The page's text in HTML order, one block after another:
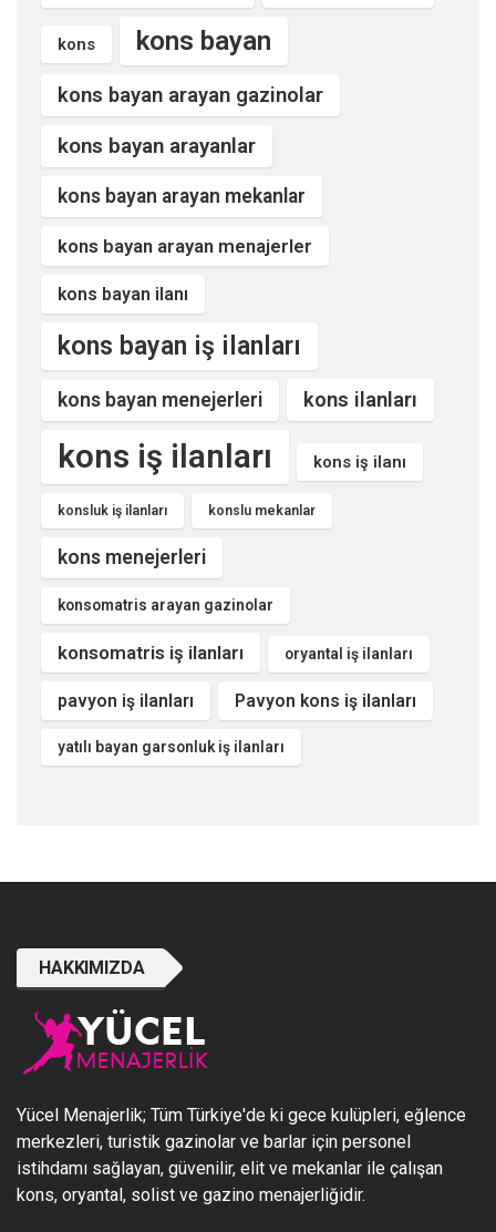
kons kons bayan
kons bayan arayan gazinolar
kons bayan arayanlar
kons bayan arayan mekanlar
kons bayan arayan menajerler
kons bayan ilanı
kons bayan iş ilanları
kons bayan menejerleri kons ilanları
kons iş ilanları kons iş ilanı
konsluk iş ilanları konslu mekanlar
kons menejerleri
konsomatris arayan gazinolar
konsomatris iş ilanları oryantal iş ilanları
pavyon iş ilanları Pavyon kons iş ilanları
yatılı bayan garsonluk iş ilanları
HAKKIMIZDA
Yücel Menajerlik; Tüm Türkiye'de ki gece kulüpleri, eğlence
merkezleri, turistik gazinolar ve barlar için personel
istihdamı sağlayan, güvenilir, elit ve mekanlar ile çalışan
kons, oryantal, solist ve gazino menajerliğidir.